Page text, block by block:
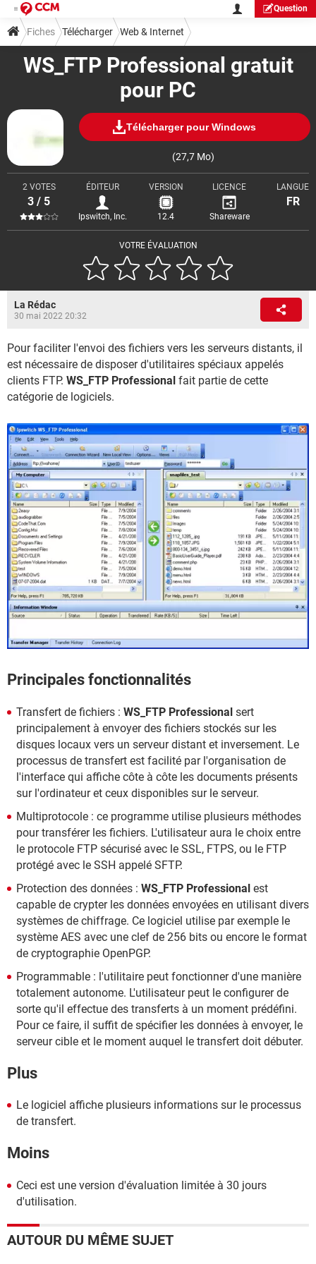
Question
WS_FTP Professional gratuit
pour PC
Télécharger pour Windows
(27,7 Mo)
VOTRE ÉVALUATION
2 VOTES
3 / 5
ÉDITEUR
Ipswitch, Inc.
VERSION
12.4
LICENCE
Shareware
LANGUE
FR
Fiches Télécharger Web & Internet
Téléchargement & Transfert
La Rédac
30 mai 2022 20:32
Pour faciliter l'envoi des fichiers vers les serveurs distants, il
est nécessaire de disposer d'utilitaires spéciaux appelés
clients FTP. WS_FTP Professional fait partie de cette
catégorie de logiciels.
Principales fonctionnalités
Transfert de fichiers : WS_FTP Professional sert
principalement à envoyer des fichiers stockés sur les
disques locaux vers un serveur distant et inversement. Le
processus de transfert est facilité par l'organisation de
l'interface qui affiche côte à côte les documents présents
sur l'ordinateur et ceux disponibles sur le serveur.
Multiprotocole : ce programme utilise plusieurs méthodes
pour transférer les fichiers. L'utilisateur aura le choix entre
le protocole FTP sécurisé avec le SSL, FTPS, ou le FTP
protégé avec le SSH appelé SFTP.
Protection des données : WS_FTP Professional est
capable de crypter les données envoyées en utilisant divers
systèmes de chiffrage. Ce logiciel utilise par exemple le
système AES avec une clef de 256 bits ou encore le format
de cryptographie OpenPGP.
Programmable : l'utilitaire peut fonctionner d'une manière
totalement autonome. L'utilisateur peut le configurer de
sorte qu'il effectue des transferts à un moment prédéfini.
Pour ce faire, il suffit de spécifier les données à envoyer, le
serveur cible et le moment auquel le transfert doit débuter.
Plus
Le logiciel affiche plusieurs informations sur le processus
de transfert.
Moins
Ceci est une version d'évaluation limitée à 30 jours
d'utilisation.
AUTOUR DU MÊME SUJET